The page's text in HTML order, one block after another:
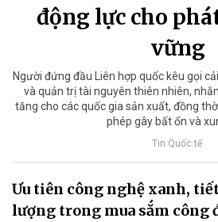
động lực cho
vững
Người đứng đầu Liên hợp quốc kêu gọi
và quản trị tài nguyên thiên nhiên,
tăng cho các quốc gia sản xuất, đồng
phép gây bất ổn và
Tin Quốc tế
Ưu tiên công nghệ xanh,
lượng trong mua sắm công